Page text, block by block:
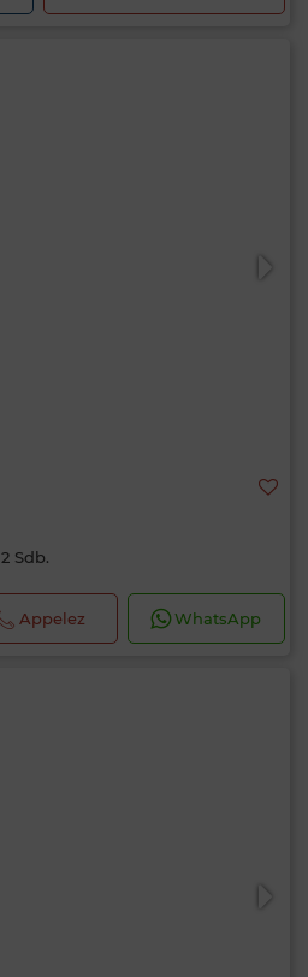
2 Sdb.
Appelez WhatsApp